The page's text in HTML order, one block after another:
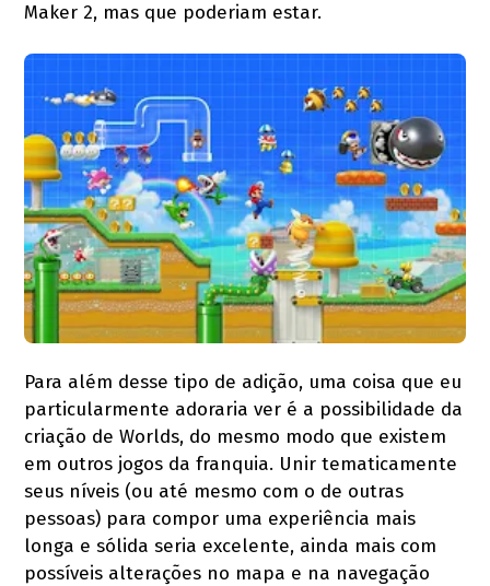
Maker 2, mas que poderiam estar.
Para além desse tipo de adição, uma coisa que eu
particularmente adoraria ver é a possibilidade da
criação de Worlds, do mesmo modo que existem
em outros jogos da franquia. Unir tematicamente
seus níveis (ou até mesmo com o de outras
pessoas) para compor uma experiência mais
longa e sólida seria excelente, ainda mais com
possíveis alterações no mapa e na navegação